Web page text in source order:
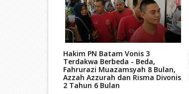
Hakim PN Batam Vonis 3
Terdakwa Berbeda - Beda,
Fahrurazi Muazamsyah 8 Bulan,
Azzah Azzurah dan Risma Divonis
2 Tahun 6 Bulan